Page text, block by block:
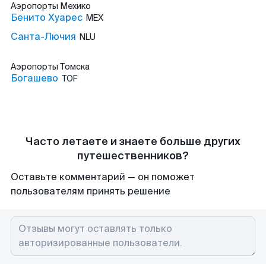
Аэропорты Мехико
Бенито Хуарес MEX
Санта-Лючия NLU
Аэропорты Томска
Богашево TOF
Часто летаете и знаете больше других
путешественников?
Оставьте комментарий — он поможет
пользователям принять решение